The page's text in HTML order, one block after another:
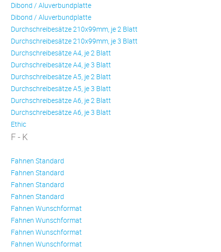
Dibond / Aluverbundplatte
Dibond / Aluverbundplatte
Durchschreibesätze 210x99mm, je 2 Blatt
Durchschreibesätze 210x99mm, je 3 Blatt
Durchschreibesätze A4, je 2 Blatt
Durchschreibesätze A4, je 3 Blatt
Durchschreibesätze A5, je 2 Blatt
Durchschreibesätze A5, je 3 Blatt
Durchschreibesätze A6, je 2 Blatt
Durchschreibesätze A6, je 3 Blatt
Ethic
F - K
Fahnen Standard
Fahnen Standard
Fahnen Standard
Fahnen Standard
Fahnen Wunschformat
Fahnen Wunschformat
Fahnen Wunschformat
Fahnen Wunschformat